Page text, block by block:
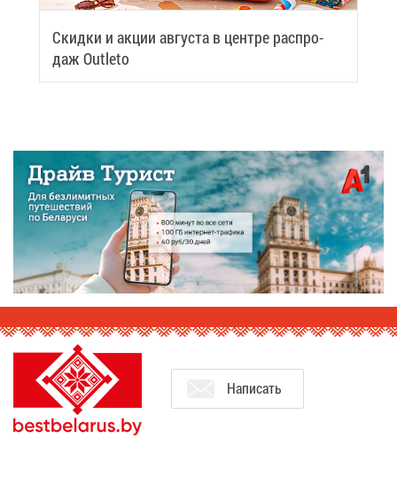
Скид­ки и ак­ции ав­гу­ста в цен­тре рас­про­
даж Outleto
На­пи­сать